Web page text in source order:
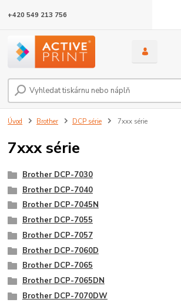
+420 549 213 756
Úvod Brother DCP série 7xxx série
7xxx série
Brother DCP-7030
Brother DCP-7040
Brother DCP-7045N
Brother DCP-7055
Brother DCP-7057
Brother DCP-7060D
Brother DCP-7065
Brother DCP-7065DN
Brother DCP-7070DW